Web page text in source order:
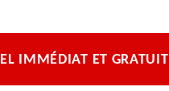
IMMÉDIAT ET GRATUIT